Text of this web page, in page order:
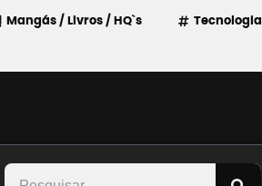
Mangás / Livros / HQ`s Tecnologia